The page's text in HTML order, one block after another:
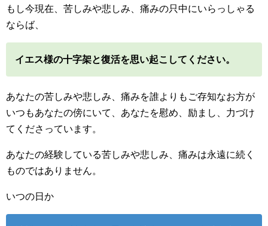
もし今現在、苦しみや悲しみ、痛みの只中にいらっしゃる
ならば、
イエス様の十字架と復活を思い起こしてください。
あなたの苦しみや悲しみ、痛みを誰よりもご存知なお方が
いつもあなたの傍にいて、あなたを慰め、励まし、力づけ
てくださっています。
あなたの経験している苦しみや悲しみ、痛みは永遠に続く
ものではありません。
いつの日か